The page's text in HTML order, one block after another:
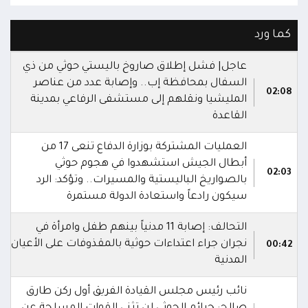
كما ورد
02:08
عاجل| فشل إطلاق صاروخ باليستي حوثي من ذي
السفال بمحافظة إب.. وإصابة عدد من عناصر
المليشيا ونقلهم إلى مستشفى الرفاعي بمدينة
القاعدة
02:03
العمليات المشتركة بوزارة الدفاع تنعى 17 من
أبطال الجيش استشهدوا في هجوم حوثي
بالصواريخ الباليستية والمسيرات.. وتؤكد: الرد
سيكون رادعاً واستعادة الدولة مستمرة
00:42
التحالف: إصابة 11 مدنياً بينهم طفل وامرأة في
نجران جراء اعتداءات حوثية بالمقذوفات على الأعيان
المدنية
نائب رئيس مجلس القيادة الفريق أول ركن طارق